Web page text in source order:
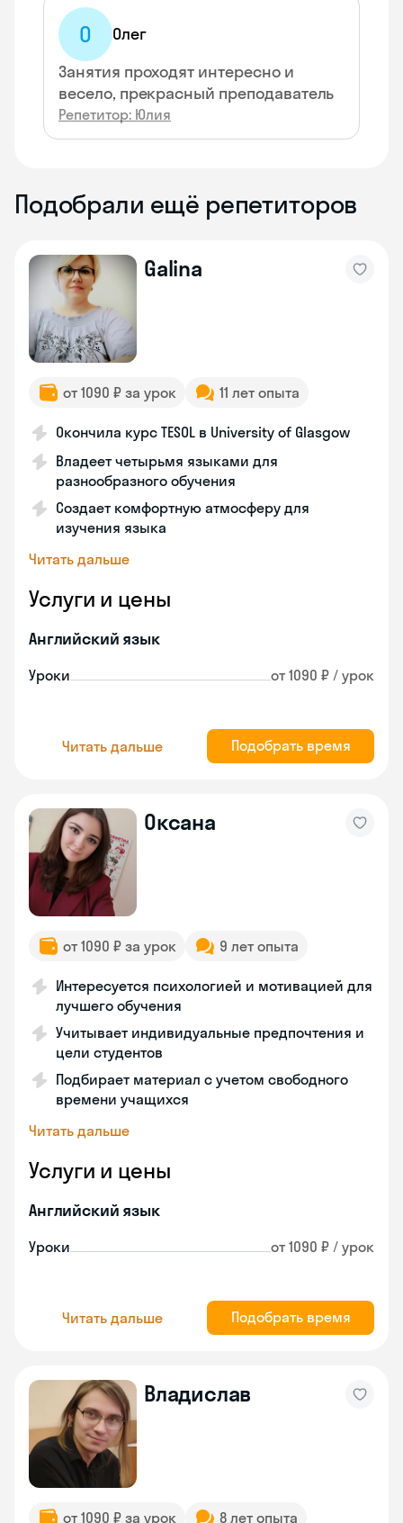
О
Олег
Занятия проходят интересно и
весело, прекрасный преподаватель
Репетитор: Юлия
Подобрали ещё репетиторов
Galina
от 1090 ₽ за урок 11 лет опыта
Окончила курс TESOL в University of Glasgow
Владеет четырьмя языками для
разнообразного обучения
Создает комфортную атмосферу для
изучения языка
Читать дальше
Услуги и цены
Английский язык
Уроки от 1090 ₽ / урок
Читать дальше Подобрать время
Оксана
от 1090 ₽ за урок 9 лет опыта
Интересуется психологией и мотивацией для
лучшего обучения
Учитывает индивидуальные предпочтения и
цели студентов
Подбирает материал с учетом свободного
времени учащихся
Читать дальше
Услуги и цены
Английский язык
Уроки от 1090 ₽ / урок
Читать дальше Подобрать время
Владислав
от 1090 ₽ за урок 8 лет опыта